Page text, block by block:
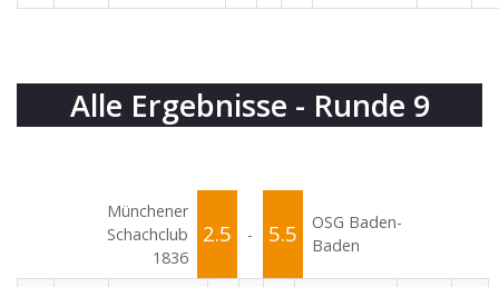
Alle Ergebnisse - Runde 9
Münchener
Schachclub
1836
2.5 - 5.5
OSG Baden-
Baden